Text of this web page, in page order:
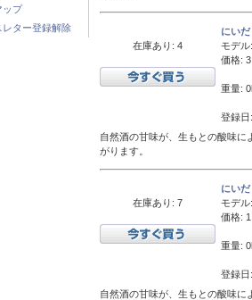
ップ
レター登録解除
在庫あり: 4
にい
モデル:
価格:
重量:
登録
自然酒の甘味が、生もとの酸味
がります。
在庫あり: 7
にい
モデル:
価格:
重量:
登録
自然酒の甘味が、生もとの酸味